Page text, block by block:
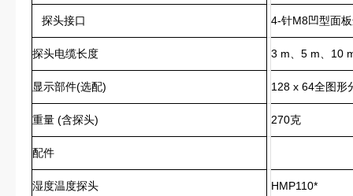
探头接口 4-针M8凹型面
探头电缆长度 3 m、5 m、10
显示部件(选配) 128 x 64全图形
重量 (含探头) 270克
配件
湿度温度探头 HMP110*